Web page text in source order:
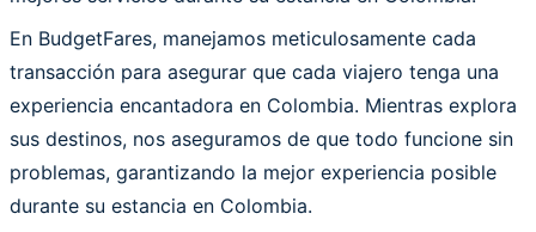
En BudgetFares, manejamos meticulosamente cada
transacción para asegurar que cada viajero tenga una
experiencia encantadora en Colombia. Mientras explora
sus destinos, nos aseguramos de que todo funcione sin
problemas, garantizando la mejor experiencia posible
durante su estancia en Colombia.